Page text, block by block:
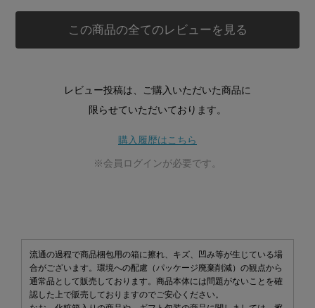
この商品の全てのレビューを見る
レビュー投稿は、ご購入いただいた商品に
限らせていただいております。
購入履歴はこちら
※会員ログインが必要です。
流通の過程で商品梱包用の箱に擦れ、キズ、凹み等が生じている場
合がございます。環境への配慮（パッケージ廃棄削減）の観点から
通常品として販売しております。商品本体には問題がないことを確
認した上で販売しておりますのでご安心ください。